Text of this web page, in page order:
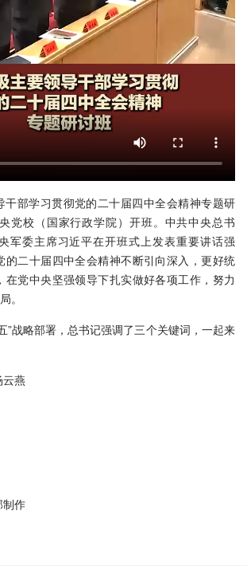
干部学习贯彻党的二十届四中全会精神专题研
党校（国家行政学院）开班。中共中央总书
军委主席习近平在开班式上发表重要讲话强
的二十届四中全会精神不断引向深入，更好统
在党中央坚强领导下扎实做好各项工作，努力
。
”战略部署，总书记强调了三个关键词，一起来
燕
制作